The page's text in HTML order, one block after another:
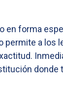
en forma
permite a los